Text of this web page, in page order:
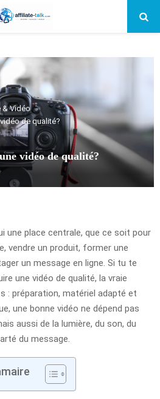
& Vidéo
de qualité?
vidéo de qualité?
une place centrale, que ce soit pour
vendre un produit, former une
un message en ligne. Si tu te
une vidéo de qualité, la vraie
: préparation, matériel adapté et
une bonne vidéo ne dépend pas
aussi de la lumière, du son, du
du message.